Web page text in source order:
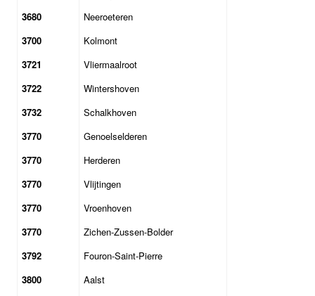
3680
Neeroeteren
3700
Kolmont
3721
Vliermaalroot
3722
Wintershoven
3732
Schalkhoven
3770
Genoelselderen
3770
Herderen
3770
Vlijtingen
3770
Vroenhoven
3770
Zichen-Zussen-Bolder
3792
Fouron-Saint-Pierre
3800
Aalst